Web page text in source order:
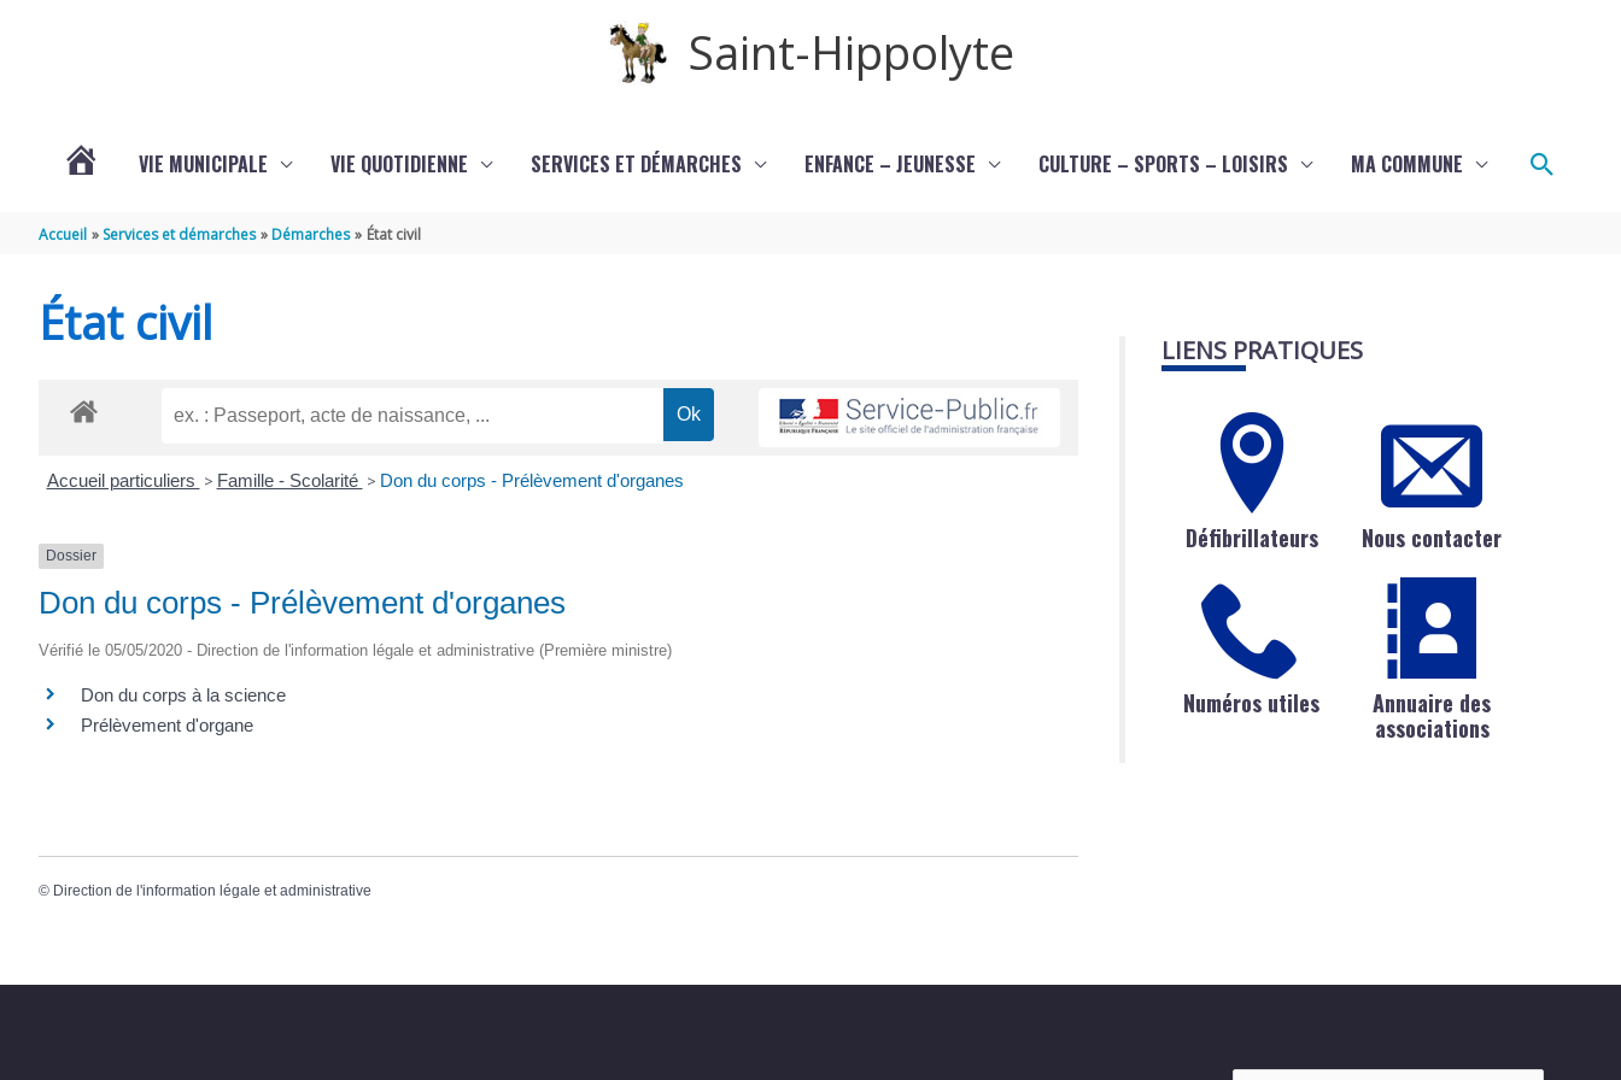
Saint-Hippolyte
SAINT-
(17430)
VIE MUNICIPALE VIE QUOTIDIENNE SERVICES ET DÉMARCHES ENFANCE – JEUNESSE CULTURE – SPORTS – LOISIRS MA COMMUNE
Accueil Services et démarches Démarches État civil
État civil
Accueil particuliers > Famille - Scolarité > Don du corps - Prélèvement d'organes
Dossier
Don du corps - Prélèvement d'organes
Vérifié le 05/05/2020 - Direction de l'information légale et administrative (Première ministre)
Don du corps à la science
Prélèvement d'organe
© Direction de l'information légale et administrative
LIENS PRATIQUES
Défibrillateurs Nous contacter
Numéros utiles
Annuaire des
associations